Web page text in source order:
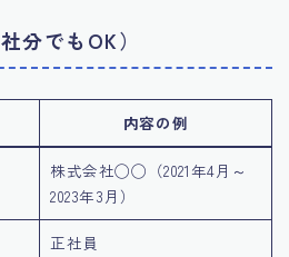
分でもOK）
内容の例
株式会社◯◯（2021年4月～
2023年3月）
正社員